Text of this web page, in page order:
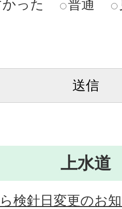
った
普通
上水道
検針日変更のお